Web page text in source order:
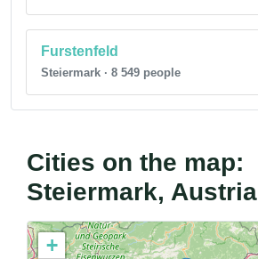
Furstenfeld
Steiermark · 8 549 people
Cities on the map:
Steiermark, Austria
+